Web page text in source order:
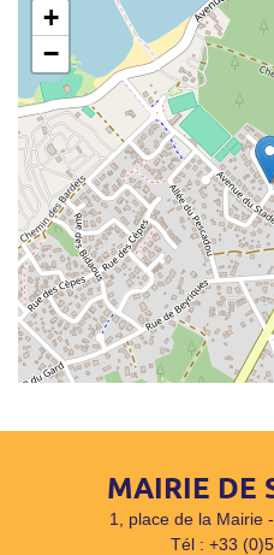
+
−
MAIRIE DE
1, place de la Mairie
Tél : +33